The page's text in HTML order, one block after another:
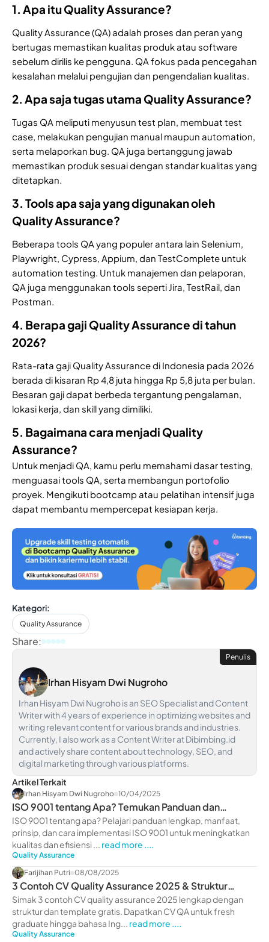
1. Apa itu Quality Assurance?
Quality Assurance (QA) adalah proses dan peran yang
bertugas memastikan kualitas produk atau software
sebelum dirilis ke pengguna. QA fokus pada pencegahan
kesalahan melalui pengujian dan pengendalian kualitas.
2. Apa saja tugas utama Quality Assurance?
Tugas QA meliputi menyusun test plan, membuat test
case, melakukan pengujian manual maupun automation,
serta melaporkan bug. QA juga bertanggung jawab
memastikan produk sesuai dengan standar kualitas yang
ditetapkan.
3. Tools apa saja yang digunakan oleh
Quality Assurance?
Beberapa tools QA yang populer antara lain Selenium,
Playwright, Cypress, Appium, dan TestComplete untuk
automation testing. Untuk manajemen dan pelaporan,
QA juga menggunakan tools seperti Jira, TestRail, dan
Postman.
4. Berapa gaji Quality Assurance di tahun
2026?
Rata-rata gaji Quality Assurance di Indonesia pada 2026
berada di kisaran Rp 4,8 juta hingga Rp 5,8 juta per bulan.
Besaran gaji dapat berbeda tergantung pengalaman,
lokasi kerja, dan skill yang dimiliki.
5. Bagaimana cara menjadi Quality
Assurance?
Untuk menjadi QA, kamu perlu memahami dasar testing,
menguasai tools QA, serta membangun portofolio
proyek. Mengikuti bootcamp atau pelatihan intensif juga
dapat membantu mempercepat kesiapan kerja.
Kategori:
Quality Assurance
Share:
Penulis
Irhan Hisyam Dwi Nugroho
Irhan Hisyam Dwi Nugroho is an SEO Specialist and Content
Writer with 4 years of experience in optimizing websites and
writing relevant content for various brands and industries.
Currently, I also work as a Content Writer at Dibimbing.id
and actively share content about technology, SEO, and
digital marketing through various platforms.
Artikel Terkait
Irhan Hisyam Dwi Nugroho 10/04/2025
ISO 9001 tentang Apa? Temukan Panduan dan
Implementasinya
ISO 9001 tentang apa? Pelajari panduan lengkap, manfaat,
prinsip, dan cara implementasi ISO 9001 untuk meningkatkan
kualitas dan efisiensi ... read more ....
Quality Assurance
Farijihan Putri 08/08/2025
3 Contoh CV Quality Assurance 2025 & Struktur
(Template Gratis)
Simak 3 contoh CV quality assurance 2025 lengkap dengan
struktur dan template gratis. Dapatkan CV QA untuk fresh
graduate hingga bahasa Ing... read more ....
Quality Assurance